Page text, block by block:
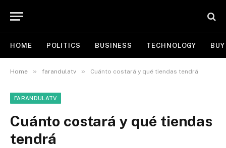
HOME POLITICS BUSINESS TECHNOLOGY
Home » farandulatv » Cuánto costará y qué tiendas tendrá
FARANDULATV
Cuánto costará y qué tiendas
tendrá